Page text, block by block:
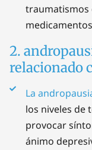
traumatismos
2.
relacionado
La
los niveles de
provocar
ánimo